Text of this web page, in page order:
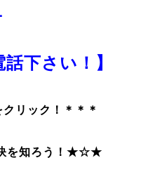
下さい！】
リック！＊＊＊
を知ろう！★☆★